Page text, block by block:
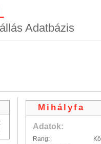
Adatbázis
Mihályfa
Adatok:
Rang: